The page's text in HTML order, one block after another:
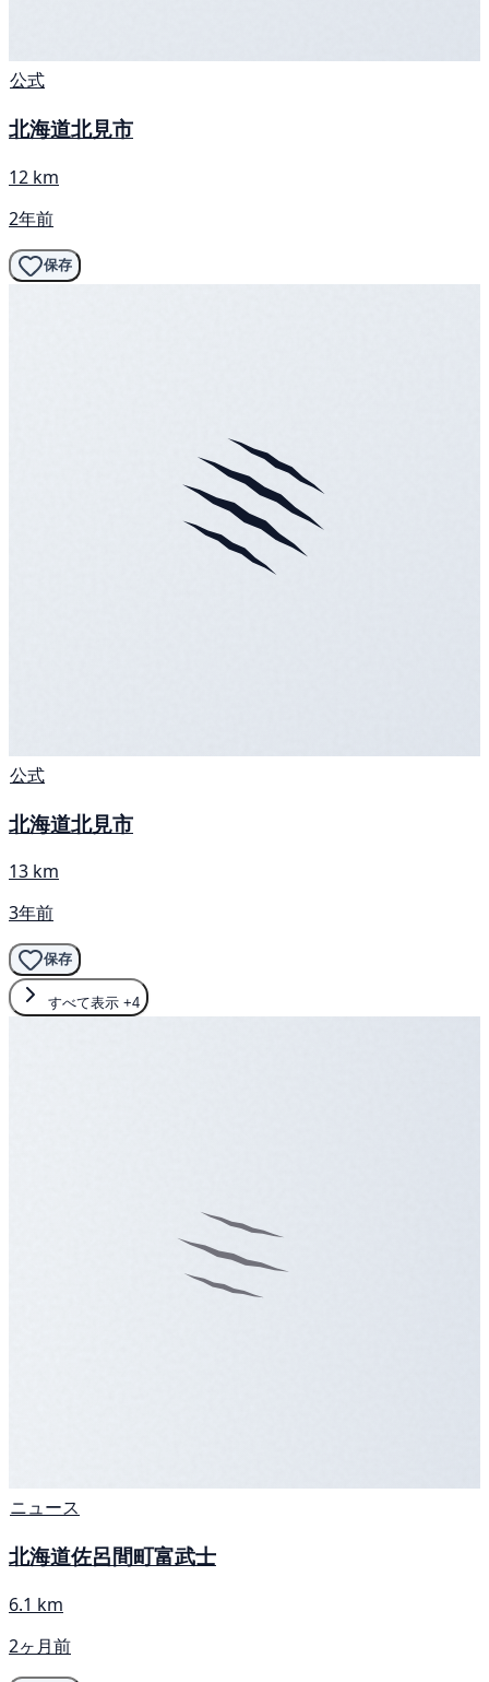
公式
北海道北見市
12 km
2年前
保存
公式
北海道北見市
13 km
3年前
保存
すべて表示 +4
ニュース
北海道佐呂間町富武士
6.1 km
2ヶ月前